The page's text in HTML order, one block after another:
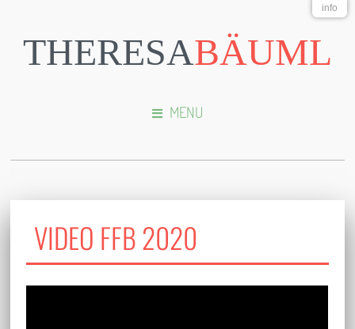
info
THERESABÄUML
MENU
VIDEO FFB 2020